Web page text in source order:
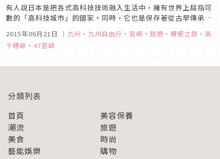
有人說日本是把各式高科技技術融入生活中，擁有世界上屈指可
數的「高科技城市」的國家。同時，它也是保存著從古早傳承下
家。距今１３００年前左右就完成的日本書紀或古事記裡記載的
日本神話就是日本古老又美好的傳承。在這之中有率領眾神的天
2015年06月21日 ｜ 九州 、 九州自由行 、 宮崎 、 旅遊 、 療癒之旅 、 高
千穗峽 、 47宮崎
分類列表
首頁
美容保養
潮流
旅遊
美食
時尚
藝能娛樂
購物